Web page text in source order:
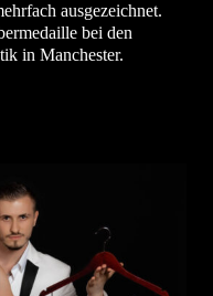
ausgezeichnet.
bei den
in Manchester.